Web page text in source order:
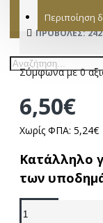
Περιποίηση
ΠΡΟΒΟΛΈΣ:
Σύμφωνα με 0
6,50€
Χωρίς ΦΠΑ: 5,24€
Κατάλληλο
των